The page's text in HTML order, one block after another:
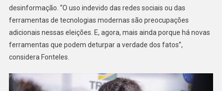
desinformação. “O uso indevido das redes sociais ou das
ferramentas de tecnologias modernas são preocupações
adicionais nessas eleições. E, agora, mais ainda porque há novas
ferramentas que podem deturpar a verdade dos fatos”,
considera Fonteles.